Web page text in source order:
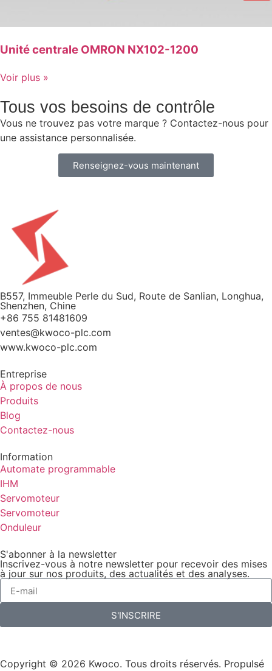
Unité centrale OMRON NX102-1200
Voir plus »
Tous vos besoins de contrôle
Vous ne trouvez pas votre marque ? Contactez-nous pour
une assistance personnalisée.
Renseignez-vous maintenant
B557, Immeuble Perle du Sud, Route de Sanlian, Longhua,
Shenzhen, Chine
+86 755 81481609
ventes@kwoco-plc.com
www.kwoco-plc.com
Entreprise
À propos de nous
Produits
Blog
Contactez-nous
Information
Automate programmable
IHM
Servomoteur
Servomoteur
Onduleur
S'abonner à la newsletter
Inscrivez-vous à notre newsletter pour recevoir des mises
à jour sur nos produits, des actualités et des analyses.
S'INSCRIRE
Copyright © 2026 Kwoco. Tous droits réservés. Propulsé